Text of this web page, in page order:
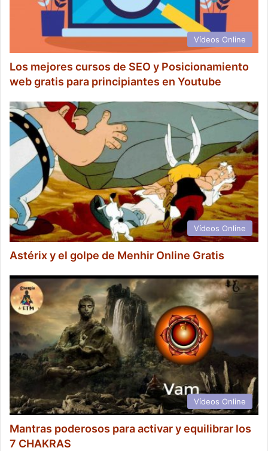
Vídeos Online
Los mejores cursos de SEO y Posicionamiento
web gratis para principiantes en Youtube
Vídeos Online
Astérix y el golpe de Menhir Online Gratis
Vídeos Online
Mantras poderosos para activar y equilibrar los
7 CHAKRAS